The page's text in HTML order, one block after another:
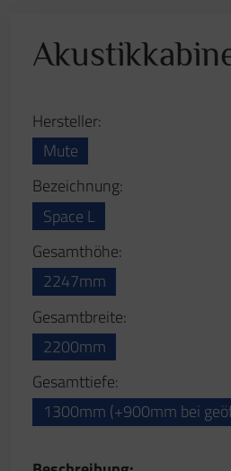
2200mm
1300mm (+900mm bei
Beschreibung:
Space L Besprechungsraum
entwickelt und getestet von
Leise & Effiziente Belüftung
bei langen Meetings
Kollegen zu stören. Plug &
einsatzbereit nach einer
Installation. Leicht an einen
bewegen. Immer verbunden
Videokonferenz-Tools, USB-,
Induktionsladegerät für euren